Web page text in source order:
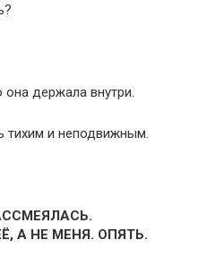
держала внутри.
тихим и неподвижным.
А НЕ МЕНЯ. ОПЯТЬ.